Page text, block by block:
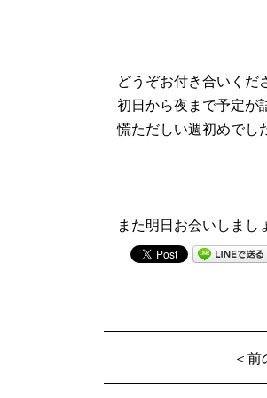
どうぞお付き合いくだ
初日から夜まで予定が
慌ただしい週初めでし
また明日お会いしまし
＜